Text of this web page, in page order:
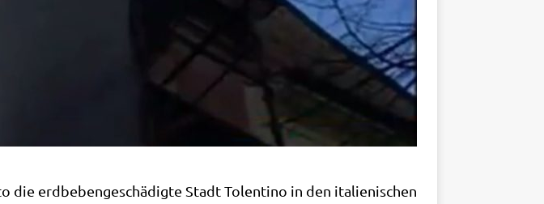
die erd­be­ben­ge­schä­dig­te Stadt Tolen­ti­no in den ita­lie­ni­schen